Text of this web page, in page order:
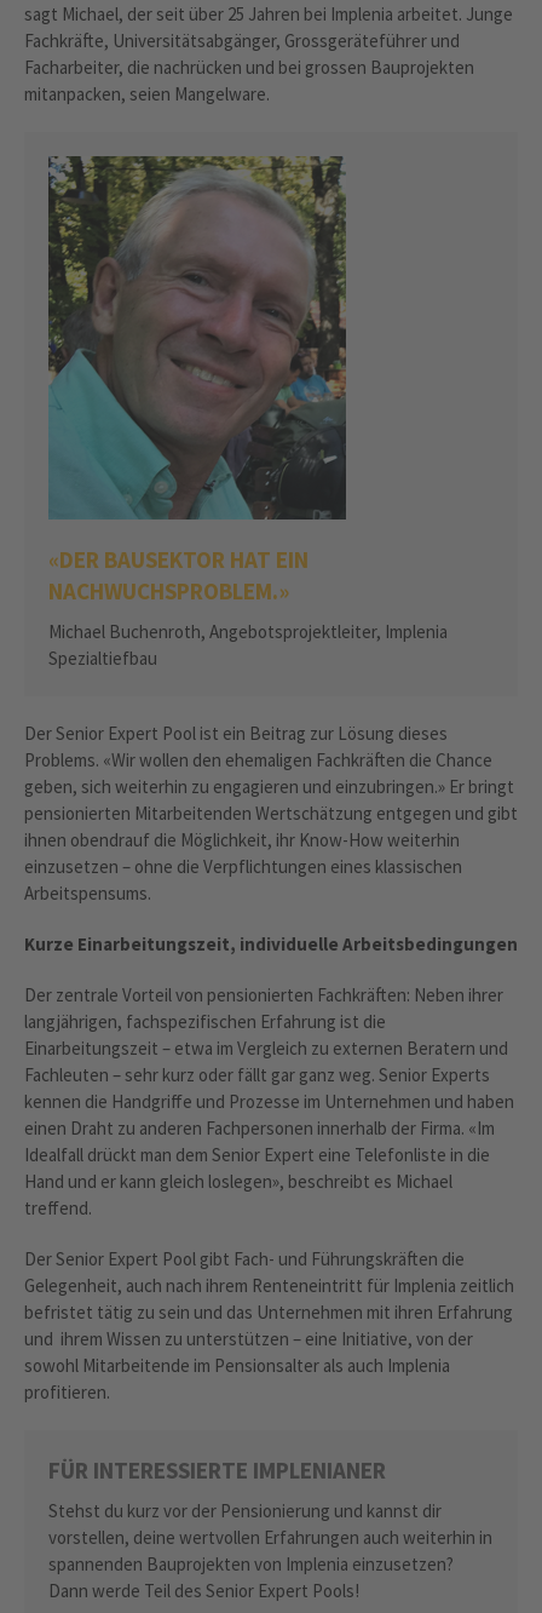
sagt Michael, der seit über 25 Jahren bei Implenia arbeitet. Junge
Fachkräfte, Universitätsabgänger, Grossgeräteführer und
Facharbeiter, die nachrücken und bei grossen Bauprojekten
mitanpacken, seien Mangelware.
«DER BAUSEKTOR HAT EIN
NACHWUCHSPROBLEM.»
Michael Buchenroth, Angebotsprojektleiter, Implenia
Spezialtiefbau
Der Senior Expert Pool ist ein Beitrag zur Lösung dieses
Problems. «Wir wollen den ehemaligen Fachkräften die Chance
geben, sich weiterhin zu engagieren und einzubringen.» Er bringt
pensionierten Mitarbeitenden Wertschätzung entgegen und gibt
ihnen obendrauf die Möglichkeit, ihr Know-How weiterhin
einzusetzen – ohne die Verpflichtungen eines klassischen
Arbeitspensums.
Kurze Einarbeitungszeit, individuelle Arbeitsbedingungen
Der zentrale Vorteil von pensionierten Fachkräften: Neben ihrer
langjährigen, fachspezifischen Erfahrung ist die
Einarbeitungszeit – etwa im Vergleich zu externen Beratern und
Fachleuten – sehr kurz oder fällt gar ganz weg. Senior Experts
kennen die Handgriffe und Prozesse im Unternehmen und haben
einen Draht zu anderen Fachpersonen innerhalb der Firma. «Im
Idealfall drückt man dem Senior Expert eine Telefonliste in die
Hand und er kann gleich loslegen», beschreibt es Michael
treffend.
Der Senior Expert Pool gibt Fach- und Führungskräften die
Gelegenheit, auch nach ihrem Renteneintritt für Implenia zeitlich
befristet tätig zu sein und das Unternehmen mit ihren Erfahrung
und ihrem Wissen zu unterstützen – eine Initiative, von der
sowohl Mitarbeitende im Pensionsalter als auch Implenia
profitieren.
FÜR INTERESSIERTE IMPLENIANER
Stehst du kurz vor der Pensionierung und kannst dir
vorstellen, deine wertvollen Erfahrungen auch weiterhin in
spannenden Bauprojekten von Implenia einzusetzen?
Dann werde Teil des Senior Expert Pools!